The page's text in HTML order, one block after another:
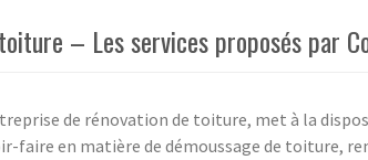
– Les services proposés par
de rénovation de toiture, met à la
faire en matière de démoussage de toiture,